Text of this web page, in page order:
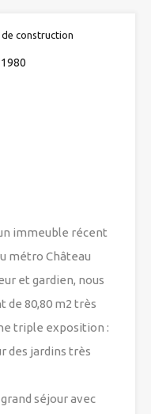
de construction
1980
immeuble récent
métro Château
et gardien, nous
de 80,80 m2 très
triple exposition :
des jardins très
séjour avec